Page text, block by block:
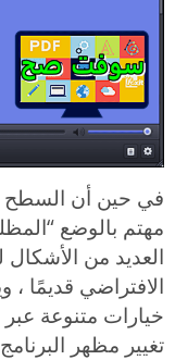
في حين أن السطح
مهتم بالوضع
العديد من
الافتراضي قديمًا ،
خيارات متنوعة
تغيير مظهر